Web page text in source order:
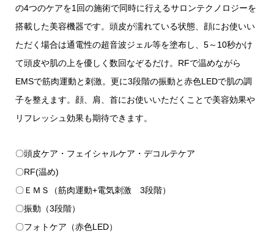
の4つのケアを1回の施術で同時に行えるサロンテクノロジーを
搭載した美容機器です。頭皮が濡れている状態、顔にお使いい
ただく場合は通電性の超音波ジェル等を塗布し、5～10秒かけ
て頭皮や肌の上を優しく数回なぞるだけ。RFで温めながら
EMSで筋肉運動と刺激。更に3段階の振動と赤色LEDで肌の調
子を整えます。顔、肩、首にお使いいただくことで美容効果や
リフレッシュ効果も期待できます。
〇頭皮ケア・フェイシャルケア・デコルテケア
〇RF(温め)
〇ＥＭＳ（筋肉運動+電気刺激 3段階）
〇振動（3段階）
〇フォトケア（赤色LED）